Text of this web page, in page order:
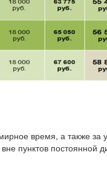
время, а также за
пунктов постоянной